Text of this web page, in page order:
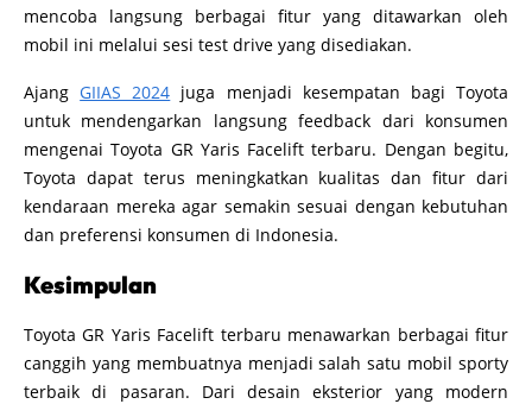
mencoba langsung berbagai fitur yang ditawarkan oleh
mobil ini melalui sesi test drive yang disediakan.
AjangGIIAS 2024 juga menjadi kesempatan bagi Toyota
untuk mendengarkan langsung feedback dari konsumen
mengenai Toyota GR Yaris Facelift terbaru. Dengan begitu,
Toyota dapat terus meningkatkan kualitas dan fitur dari
kendaraan mereka agar semakin sesuai dengan kebutuhan
dan preferensi konsumen di Indonesia.
Kesimpulan
Toyota GR Yaris Facelift terbaru menawarkan berbagai fitur
canggih yang membuatnya menjadi salah satu mobil sporty
terbaik di pasaran. Dari desain eksterior yang modern